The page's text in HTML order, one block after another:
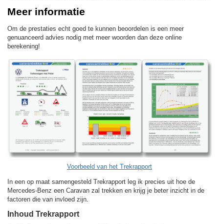
Meer informatie
Om de prestaties echt goed te kunnen beoordelen is een meer
genuanceerd advies nodig met meer woorden dan deze online
berekening!
Voorbeeld van het Trekrapport
In een op maat samengesteld Trekrapport leg ik precies uit hoe de
Mercedes-Benz een Caravan zal trekken en krijg je beter inzicht in de
factoren die van invloed zijn.
Inhoud Trekrapport